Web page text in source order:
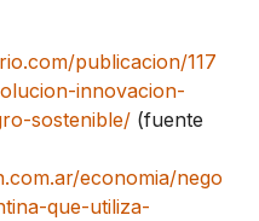
publicacion/117
innovacion-
sostenible/ (fuente
economia/nego
que-utiliza-